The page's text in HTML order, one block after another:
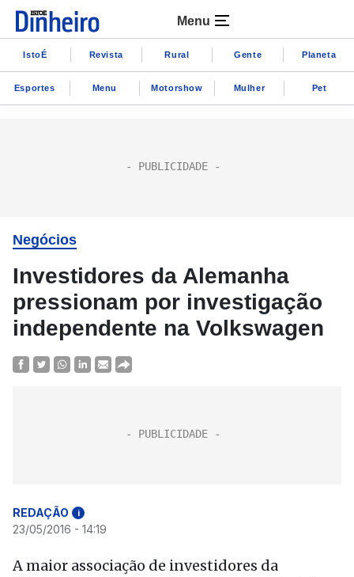
Menu
IstoÉ Revista Rural Gente Planeta
Esportes Menu Motorshow Mulher Pet
Negócios
Investidores da Alemanha
pressionam por investigação
independente na Volkswagen
REDAÇÃO i
23/05/2016 - 14:19
A maior associação de investidores da